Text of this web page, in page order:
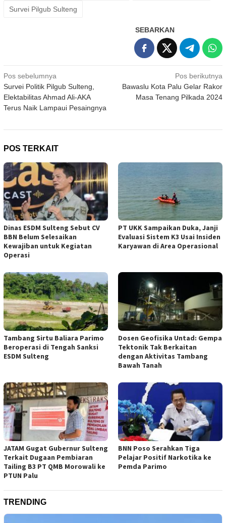
Survei Pilgub Sulteng
SEBARKAN
Navigasi
pos
Pos sebelumnya
Survei Politik Pilgub Sulteng,
Elektabilitas Ahmad Ali-AKA
Terus Naik Lampaui Pesaingnya
Pos berikutnya
Bawaslu Kota Palu Gelar Rakor
Masa Tenang Pilkada 2024
POS TERKAIT
Dinas ESDM Sulteng Sebut CV
BBN Belum Selesaikan
Kewajiban untuk Kegiatan
Operasi
PT UKK Sampaikan Duka, Janji
Evaluasi Sistem K3 Usai Insiden
Karyawan di Area Operasional
Tambang Sirtu Baliara Parimo
Beroperasi di Tengah Sanksi
ESDM Sulteng
Dosen Geofisika Untad: Gempa
Tektonik Tak Berkaitan
dengan Aktivitas Tambang
Bawah Tanah
JATAM Gugat Gubernur Sulteng
Terkait Dugaan Pembiaran
Tailing B3 PT QMB Morowali ke
PTUN Palu
BNN Poso Serahkan Tiga
Pelajar Positif Narkotika ke
Pemda Parimo
TRENDING